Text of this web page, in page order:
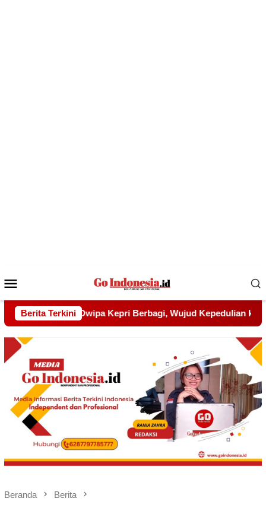
Mobile
Berita Terkini
Kepedulian kepada Pondok Tahfidz Yatim dan Dhuafa Al-
Beranda Berita